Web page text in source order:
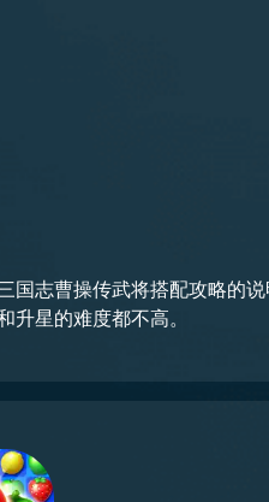
国志曹操传武将搭配攻略的
升星的难度都不高。